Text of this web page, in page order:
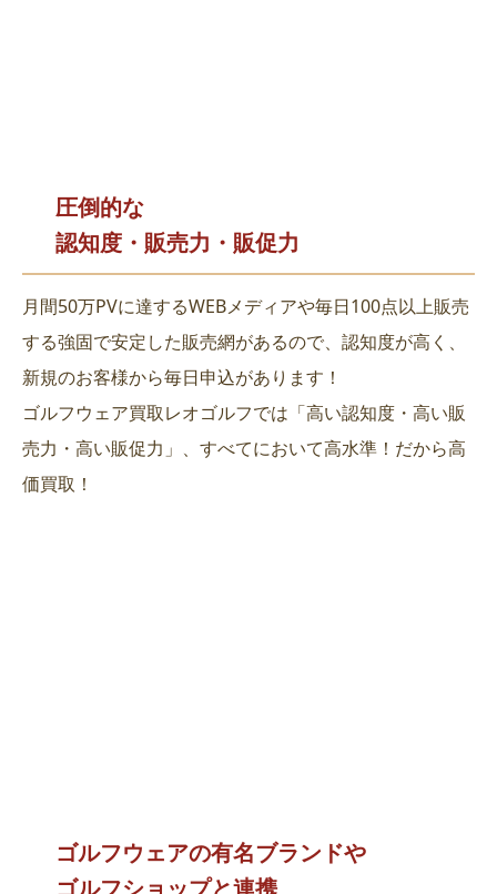
圧倒的な
認知度・販売力・販促力
月間50万PVに達するWEBメディアや毎日100点以上販売
する強固で安定した販売網があるので、認知度が高く、
新規のお客様から毎日申込があります！
ゴルフウェア買取レオゴルフでは「高い認知度・高い販
売力・高い販促力」、すべてにおいて高水準！だから高
価買取！
ゴルフウェアの有名ブランドや
ゴルフショップと連携